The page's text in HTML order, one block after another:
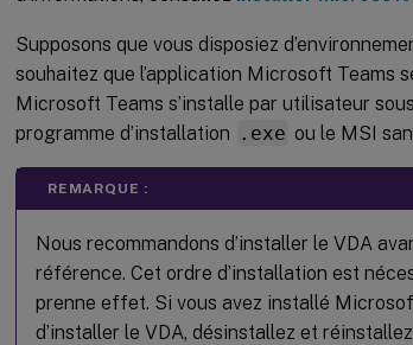
Supposons que vous disposiez
souhaitez que l’application Microsoft Teams
Microsoft Teams s’installe par utilisateur sous
programme d’installation
.exe ou le MSI
REMARQUE :
Nous recommandons d’installer le VDA
référence. Cet ordre d’installation est
prenne effet. Si vous avez installé
d’installer le VDA, désinstallez et